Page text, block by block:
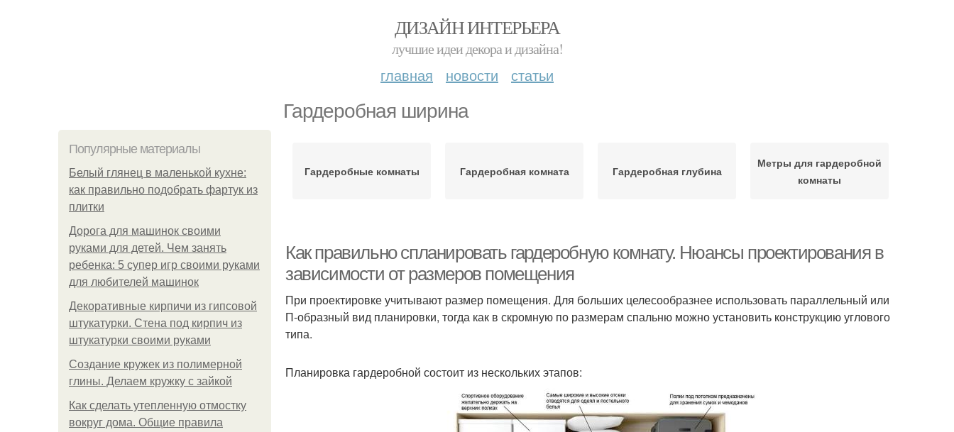
ДИЗАЙН ИНТЕРЬЕРА
лучшие идеи декора и дизайна!
главная новости статьи
Гардеробная ширина
Популярные материалы
Белый глянец в маленькой кухне:
как правильно подобрать фартук из
плитки
Дорога для машинок своими
руками для детей. Чем занять
ребенка: 5 супер игр своими руками
для любителей машинок
Декоративные кирпичи из гипсовой
штукатурки. Стена под кирпич из
штукатурки своими руками
Создание кружек из полимерной
глины. Делаем кружку с зайкой
Как сделать утепленную отмостку
вокруг дома. Общие правила
Гардеробные комнаты Гардеробная комната Гардеробная глубина
Метры для гардеробной
комнаты
Как правильно спланировать гардеробную комнату. Нюансы проектирования в
зависимости от размеров помещения
При проектировке учитывают размер помещения. Для больших целесообразнее использовать параллельный или
П-образный вид планировки, тогда как в скромную по размерам спальню можно установить конструкцию углового
типа.
Планировка гардеробной состоит из нескольких этапов: